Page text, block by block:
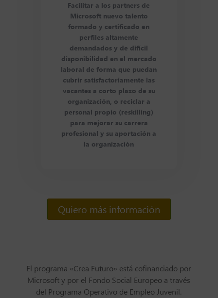
Facilitar a los partners de
Microsoft nuevo talento
formado y certificado en
perfiles altamente
demandados y de difícil
disponibilidad en el mercado
laboral de forma que puedan
cubrir satisfactoriamente las
vacantes a corto plazo de su
organización, o reciclar a
personal propio (reskilling)
para mejorar su carrera
profesional y su aportación a
la organización
Quiero más información
El programa «Crea Futuro» está cofinanciado por
Microsoft y por el Fondo Social Europeo a través
del Programa Operativo de Empleo Juvenil.